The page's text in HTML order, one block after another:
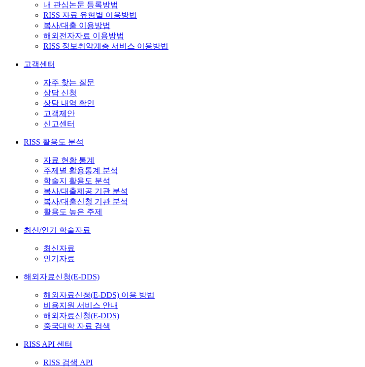
내 관심논문 등록방법
RISS 자료 유형별 이용방법
복사/대출 이용방법
해외전자자료 이용방법
RISS 정보취약계층 서비스 이용방법
고객센터
자주 찾는 질문
상담 신청
상담 내역 확인
고객제안
신고센터
RISS 활용도 분석
자료 현황 통계
주제별 활용통계 분석
학술지 활용도 분석
복사/대출제공 기관 분석
복사/대출신청 기관 분석
활용도 높은 주제
최신/인기 학술자료
최신자료
인기자료
해외자료신청(E-DDS)
해외자료신청(E-DDS) 이용 방법
비용지원 서비스 안내
해외자료신청(E-DDS)
중국대학 자료 검색
RISS API 센터
RISS 검색 API